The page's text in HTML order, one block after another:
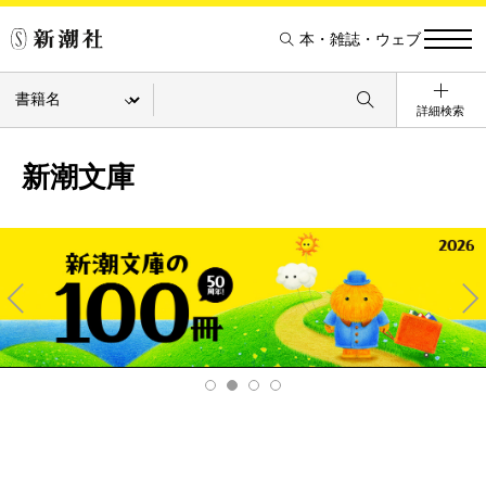
本・雑誌・ウェブ
詳細検索
新潮文庫
Pre
v
Ne
xt